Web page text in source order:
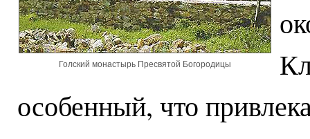
Голский монастырь Пресвятой Богородицы
особенный, что